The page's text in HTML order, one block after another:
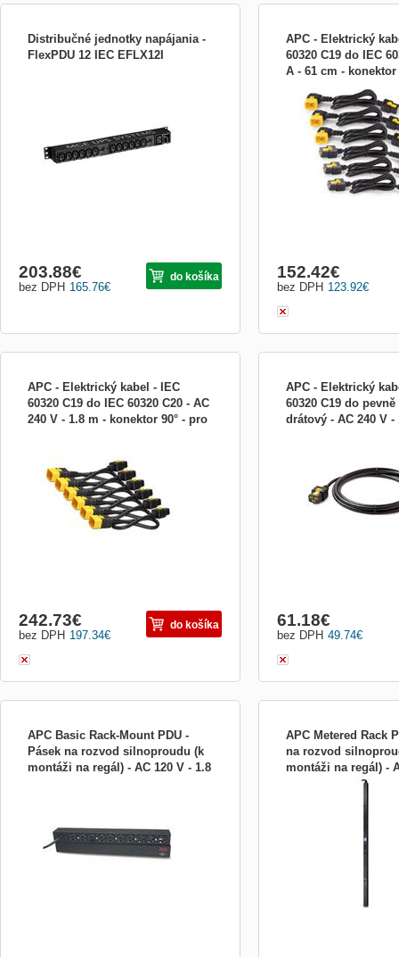
Distribučné jednotky napájania -
FlexPDU 12 IEC EFLX12I
do racku montovaných UPS. FlexPDU má
veľké množstvo a typov zásuviek (8 FR
alebo DIN zásuvie
165.76€
bez DPH
203.88€ do košíka
APC - Elektrický
60320 C19 do IEC
A - 61 cm - konektor
opatřený záp
123.92€
bez DPH
152.42€
APC - Elektrický kabel - IEC
60320 C19 do IEC 60320 C20 - AC
240 V - 1.8 m - konektor 90° - pro
197.34€
bez DPH
242.73€ do košíka
APC - Elektrický
60320 C19 do
drátový - AC 240 V -
49.74€
bez DPH
61.18€
APC Basic Rack-Mount PDU -
Pásek na rozvod silnoproudu (k
montáži na regál) - AC 120 V - 1.8
120 V str. (AC) Menovitý prúd: 15 A
Frekvencia: 50 Hz, 60 ...
APC Metered Rack
na rozvod
montáži na regál) -
kW - vstup AP8865
Výrobca: APC by
Vstupný konektor:
ks Dĺžka napájacieho
napätie: 208 V str...